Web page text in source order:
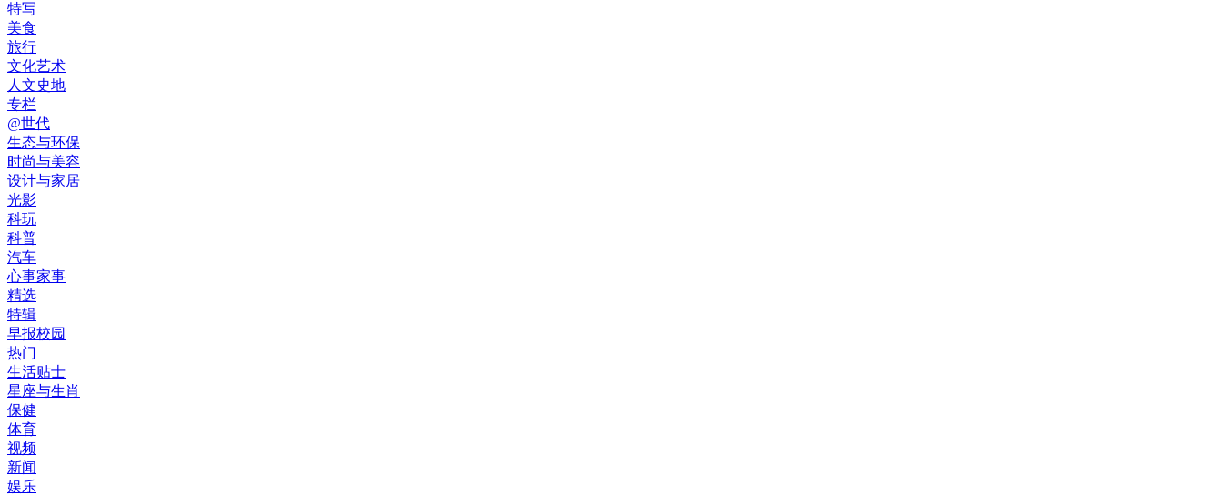
特写
美食
旅行
文化艺术
人文史地
专栏
@世代
生态与环保
时尚与美容
设计与家居
光影
科玩
科普
汽车
心事家事
精选
特辑
早报校园
热门
生活贴士
星座与生肖
保健
体育
视频
新闻
娱乐